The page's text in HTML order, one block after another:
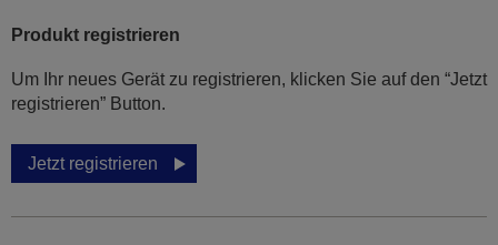
Produkt registrieren
Um Ihr neues Gerät zu registrieren, klicken Sie auf den “Jetzt
registrieren” Button.
Jetzt registrieren